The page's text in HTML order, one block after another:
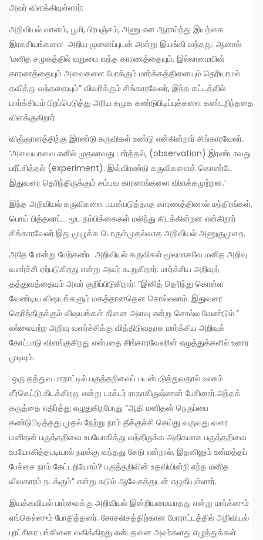
அவர் விளக்கியுள்ளார்:
அறிவியல் வானம், பூமி, பிரபஞ்சம், அணு என ஆராய்ந்து இயற்கை
இரகசியங்களை அறிய முனைப்புடன் அன்று இயங்கி வந்தது. ஆனால்
‘மனித சமுகத்தில் வறுமை வந்த காரணத்தையும், இல்லாமையின்
காரணத்தையும் அவைகளை போக்கும் மார்க்கத்தினையும் தெரியாமல்
தவித்து வந்ததையும்” விவரிக்கும் சிங்காரவேலர், இந்த கட்டத்தில்
மார்க்சியம் பிறப்பெடுத்து அரிய சமுக கண்டுபிடிப்புக்களை கண்டறிந்ததை
விளக்குகிறார்.
விஞ்ஞானத்திற்கு இரண்டு கருவிகள் உண்டு என்கின்றார் சிங்காரவேலர்.
‘அவையாவை எனில் முதலாவது பார்த்தல், (observation) இரண்டாவது
பரீட்சித்தல் (experiment). இவ்விரண்டு கருவிகளைக் கொண்டே
இதுவரை தெரிந்திருக்கும் சம்பவ காரணங்களை விளக்கமுற்றன.’
இந்த அறிவியல் கருவிகளை பயன்படுத்தாத காரணத்தினால் மந்திரங்கள்,
பொய் பித்தலாட்ட மூட நம்பிக்கைகள் மலிந்து கிடக்கின்றன என்கிறார்
சிங்காரவேலர்.இது முழுக்க பொருள்முதல்வாத அறிவியல் அணுகுமுறை.
அதே போன்று மேற்கண்ட அறிவியல் கருவிகள் மூலமாகவே மனித அறிவு
வளர்ச்சி ஏற்படுகிறது என்று அவர் கூறுகிறார். மார்க்சிய அறிவுத்
தத்துவத்தையும் அவர் குறிப்பிடுகிறார்: ”இனித் தெரிந்து கொள்ள
வேண்டிய விஷயங்களும் மகத்தானதென சொல்லலாம். இதுவரை
தெரிந்திருக்கும் விஷயங்கள் தினை அளவு என்று சொல்ல வேண்டும்.”
எல்லையற்ற அறிவு வளர்ச்சிக்கு வித்திடுவதாக மார்க்சிய அறிவுக்
கோட்பாடு விளங்குகிறது என்பதை சிங்காரவேலரின் எழுத்துக்களில் உணர
முடியும்.
ஒரு தத்துவ மாநாட்டில் பகுத்தறிவைப் பயன்படுத்துவதால் உலகம்
சீர்கெட்டு கிடக்கிறது என்று டாக்டர் ராதாகிருஷ்ணன் பேசினார்.அந்தக்
கருத்தை எதிர்த்து எழுதுகிறபோது “ஆதி மனிதன் நெருப்பை
கண்டுபிடித்தது முதல் நேற்று நாம் தீக்குச்சி செய்து வருவது வரை
மனிதன் பகுத்தறிவை உபயோகித்து வந்திருக்க அதிகமாக பகுத்தறிவை
உபயோகித்தபடியால் நமக்கு வந்தது கேடு என்றால், இதனினும் உன்மத்தப்
பேச்சை நாம் கேட்டறியோம்? பகுத்தறிவின் உதவியின்றி எந்த மனித
விவகாரம் நடக்கும்” என்று கடும் ஆவேசத்துடன் எழுதியுள்ளார்.
இயக்கவியல் பார்வைக்கு அறிவியல் இன்றியமையாதது என்று மார்க்ஸும்
ஏங்கெல்ஸும் போதித்தனர். சோசலிசத்திற்கான போராட்டத்தில் அறிவியல்
புரட்சிகர பங்கினை வகிக்கிறது என்பதனை அவர்களது எழுத்துக்கள்